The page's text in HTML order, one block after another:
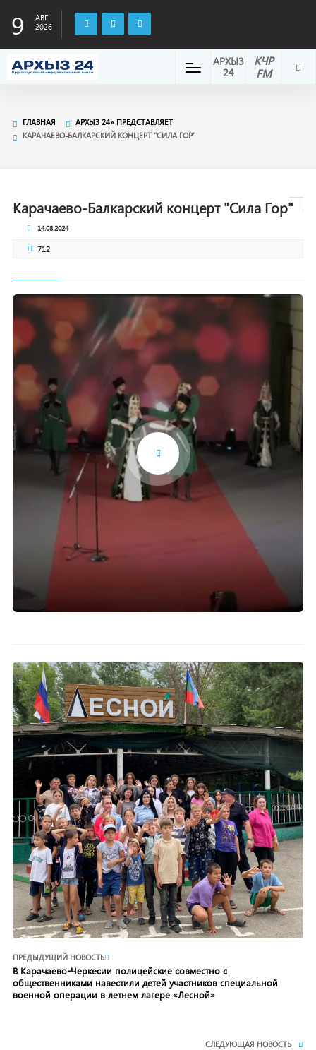
9
АВГ
2026
КЧР
FM
АРХЫЗ
24
ГЛАВНАЯ
АРХЫЗ 24» ПРЕДСТАВЛЯЕТ
КАРАЧАЕВО-БАЛКАРСКИЙ КОНЦЕРТ "СИЛА ГОР"
Карачаево-Балкарский концерт "Сила Гор"
14.08.2024
712
ПРЕДЫДУЩИЙ НОВОСТЬ
В Карачаево-Черкесии полицейские совместно с
общественниками навестили детей участников специальной
военной операции в летнем лагере «Лесной»
СЛЕДУЮЩАЯ НОВОСТЬ